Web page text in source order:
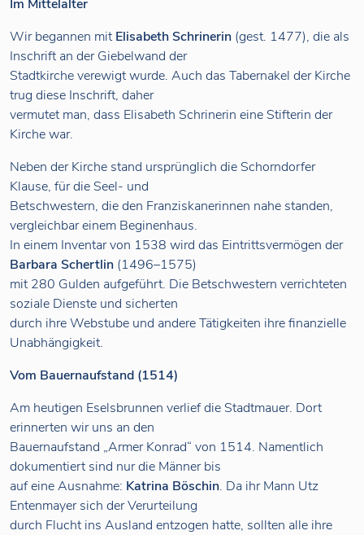
Im Mittelalter
Wir begannen mit Elisabeth Schrinerin (gest. 1477), die als
Inschrift an der Giebelwand der
Stadtkirche verewigt wurde. Auch das Tabernakel der Kirche
trug diese Inschrift, daher
vermutet man, dass Elisabeth Schrinerin eine Stifterin der
Kirche war.
Neben der Kirche stand ursprünglich die Schorndorfer
Klause, für die Seel- und
Betschwestern, die den Franziskanerinnen nahe standen,
vergleichbar einem Beginenhaus.
In einem Inventar von 1538 wird das Eintrittsvermögen der
Barbara Schertlin (1496–1575)
mit 280 Gulden aufgeführt. Die Betschwestern verrichteten
soziale Dienste und sicherten
durch ihre Webstube und andere Tätigkeiten ihre finanzielle
Unabhängigkeit.
Vom Bauernaufstand (1514)
Am heutigen Eselsbrunnen verlief die Stadtmauer. Dort
erinnerten wir uns an den
Bauernaufstand „Armer Konrad“ von 1514. Namentlich
dokumentiert sind nur die Männer bis
auf eine Ausnahme: Katrina Böschin. Da ihr Mann Utz
Entenmayer sich der Verurteilung
durch Flucht ins Ausland entzogen hatte, sollten alle ihre